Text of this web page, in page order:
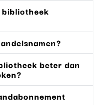
beter dan